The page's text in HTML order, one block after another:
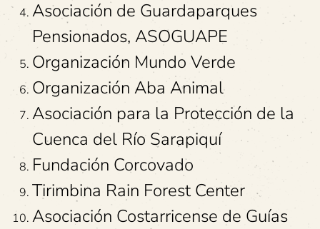
Asociación de Guardaparques
Pensionados, ASOGUAPE
Organización Mundo Verde
Organización Aba Animal
Asociación para la Protección de la
Cuenca del Río Sarapiquí
Fundación Corcovado
Tirimbina Rain Forest Center
Asociación Costarricense de Guías